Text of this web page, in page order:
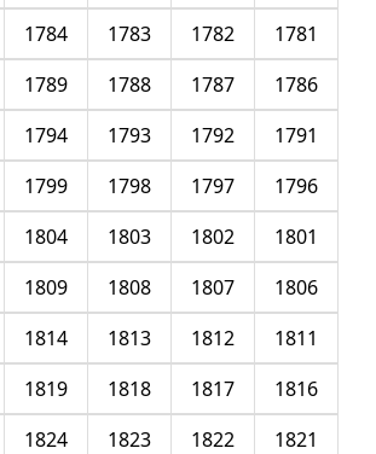
1781
1782
1783
1784
1786
1787
1788
1789
1791
1792
1793
1794
1796
1797
1798
1799
1801
1802
1803
1804
1806
1807
1808
1809
1811
1812
1813
1814
1816
1817
1818
1819
1821
1822
1823
1824